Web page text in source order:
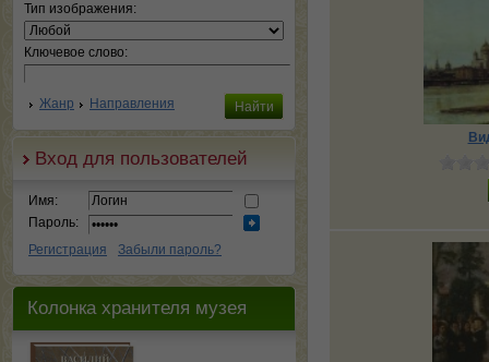
Тип изображения:
Ключевое слово:
Жанр Направления
Вход для пользователей
Имя:
Пароль:
Регистрация
Забыли пароль?
Колонка хранителя музея